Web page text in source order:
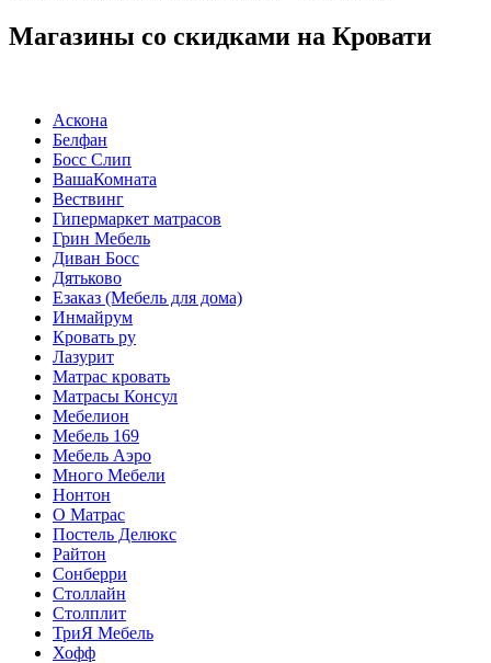
Магазины со скидками на Кровати
Аскона
Белфан
Босс Слип
ВашаКомната
Вествинг
Гипермаркет матрасов
Грин Мебель
Диван Босс
Дятьково
Езаказ (Мебель для дома)
Инмайрум
Кровать ру
Лазурит
Матрас кровать
Матрасы Консул
Мебелион
Мебель 169
Мебель Аэро
Много Мебели
Нонтон
О Матрас
Постель Делюкс
Райтон
Сонберри
Столлайн
Столплит
ТриЯ Мебель
Хофф